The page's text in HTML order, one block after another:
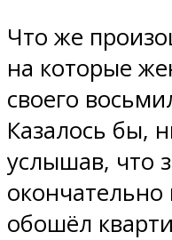
Что же
на которые
своего
Казалось бы,
услышав, что
окончательно
обошёл